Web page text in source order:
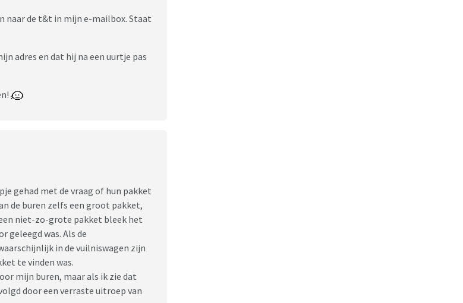
naar de t&t in mijn e-mailbox. Staat
adres en dat hij na een uurtje pas
gehad met de vraag of hun pakket
de buren zelfs een groot pakket,
niet-zo-grote pakket bleek het
geleegd was. Als de
in de vuilniswagen zijn
te vinden was.
mijn buren, maar als ik zie dat
door een verraste uitroep van